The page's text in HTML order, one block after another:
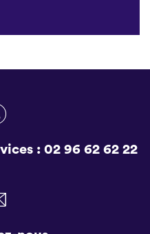
: 02 96 62 62 22